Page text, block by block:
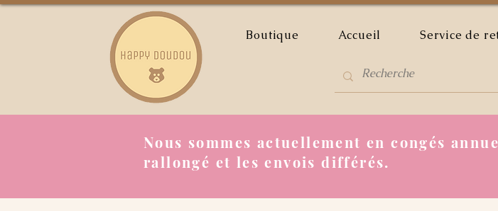
Boutique Accueil Service de
Nous sommes actuellement en congés
rallongé et les envois différés.